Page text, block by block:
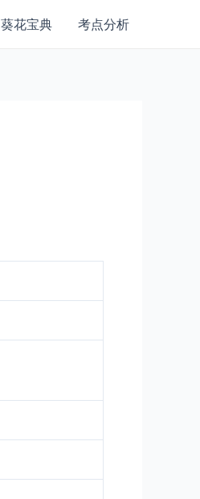
葵花宝典 考点分析